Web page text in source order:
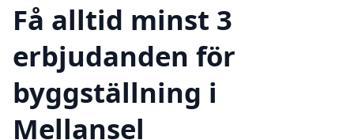
Få alltid minst 3
erbjudanden för
byggställning i
Mellansel